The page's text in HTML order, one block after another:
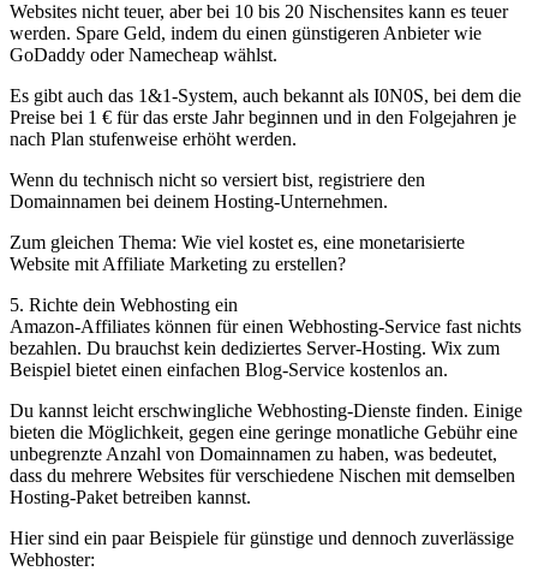
Websites nicht teuer, aber bei 10 bis 20 Nischensites kann es teuer
werden. Spare Geld, indem du einen günstigeren Anbieter wie
GoDaddy oder Namecheap wählst.
Es gibt auch das 1&1-System, auch bekannt als I0N0S, bei dem die
Preise bei 1 € für das erste Jahr beginnen und in den Folgejahren je
nach Plan stufenweise erhöht werden.
Wenn du technisch nicht so versiert bist, registriere den
Domainnamen bei deinem Hosting-Unternehmen.
Zum gleichen Thema: Wie viel kostet es, eine monetarisierte
Website mit Affiliate Marketing zu erstellen?
5. Richte dein Webhosting ein
Amazon-Affiliates können für einen Webhosting-Service fast nichts
bezahlen. Du brauchst kein dediziertes Server-Hosting. Wix zum
Beispiel bietet einen einfachen Blog-Service kostenlos an.
Du kannst leicht erschwingliche Webhosting-Dienste finden. Einige
bieten die Möglichkeit, gegen eine geringe monatliche Gebühr eine
unbegrenzte Anzahl von Domainnamen zu haben, was bedeutet,
dass du mehrere Websites für verschiedene Nischen mit demselben
Hosting-Paket betreiben kannst.
Hier sind ein paar Beispiele für günstige und dennoch zuverlässige
Webhoster: